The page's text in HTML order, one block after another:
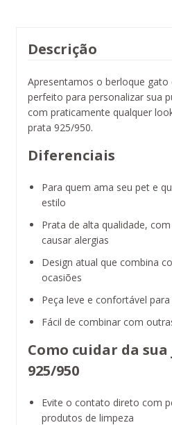
Descrição
Apresentamos o berloque
perfeito para personalizar sua
com praticamente qualquer
prata 925/950.
Diferenciais
Para quem ama seu pet e
estilo
Prata de alta qualidade,
causar alergias
Design atual que combina
ocasiões
Peça leve e confortável
Fácil de combinar com
Como cuidar da
925/950
Evite o contato direto com
produtos de limpeza